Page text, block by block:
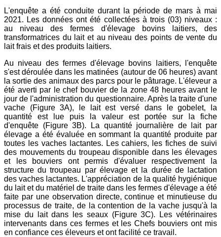
L'enquête a été conduite durant la période de mars à mai
2021. Les données ont été collectées à trois (03) niveaux :
au niveau des fermes d'élevage bovins laitiers, des
transformatrices du lait et au niveau des points de vente du
lait frais et des produits laitiers.
Au niveau des fermes d'élevage bovins laitiers, l'enquête
s'est déroulée dans les matinées (autour de 06 heures) avant
la sortie des animaux des parcs pour le pâturage. L'éleveur a
été averti par le chef bouvier de la zone 48 heures avant le
jour de l'administration du questionnaire. Après la traite d'une
vache (Figure 3A), le lait est versé dans le gobelet, la
quantité est lue puis la valeur est portée sur la fiche
d'enquête (Figure 3B). La quantité journalière de lait par
élevage a été évaluée en sommant la quantité produite par
toutes les vaches lactantes. Les cahiers, les fiches de suivi
des mouvements du troupeau disponible dans les élevages
et les bouviers ont permis d'évaluer respectivement la
structure du troupeau par élevage et la durée de lactation
des vaches lactantes. L'appréciation de la qualité hygiénique
du lait et du matériel de traite dans les fermes d'élevage a été
faite par une observation directe, continue et minutieuse du
processus de traite, de la contention de la vache jusqu'à la
mise du lait dans les seaux (Figure 3C). Les vétérinaires
intervenants dans ces fermes et les Chefs bouviers ont mis
en confiance ces éleveurs et ont facilité ce travail.